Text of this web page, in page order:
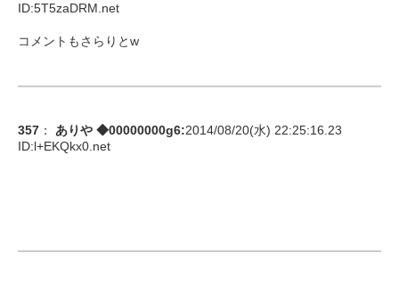
ID:5T5zaDRM.net
コメントもさらりとw
357 ： ありや ◆00000000g6:2014/08/20(水) 22:25:16.23
ID:l+EKQkx0.net